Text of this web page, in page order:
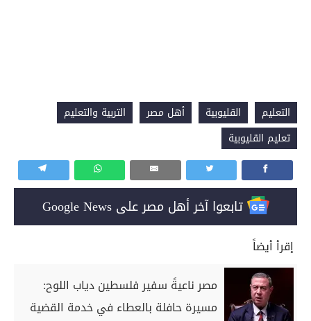
التعليم القليوبية أهل مصر
التربية والتعليم
تعليم القليوبية
تابعوا آخر أهل مصر على Google News
إقرأ أيضاً
مصر ناعيةً سفير فلسطين دياب اللوح:
مسيرة حافلة بالعطاء في خدمة القضية